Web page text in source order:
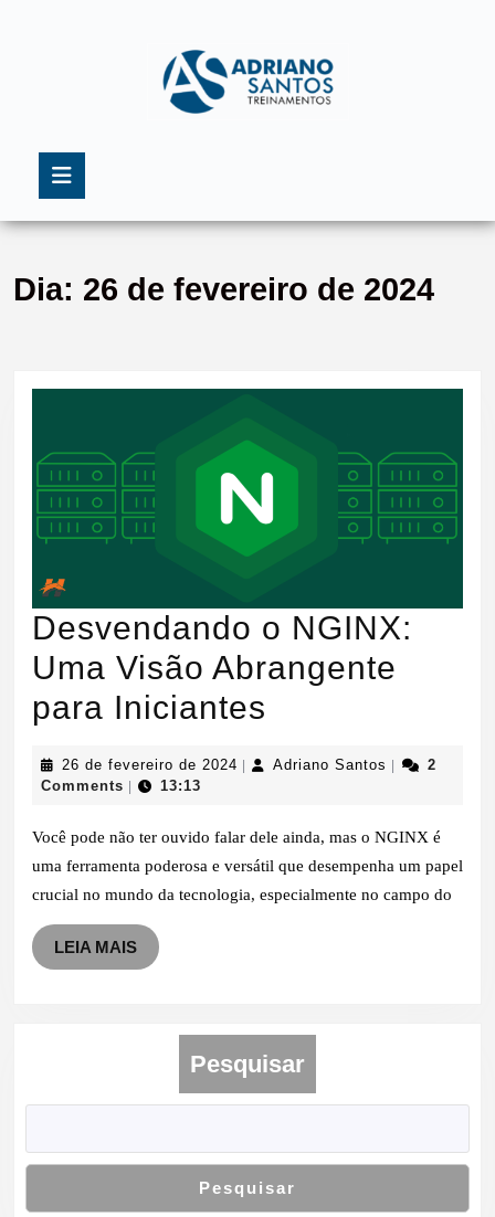
Dia: 26 de fevereiro de 2024
Desvendando o NGINX:
Uma Visão Abrangente
para Iniciantes
Uma
Visão
Abrangente
26 de fevereiro de 2024 26
2024
| Adriano Santos Adriano
|
2
Comments | 13:13
Você pode não ter ouvido falar dele ainda, mas o NGINX é
uma ferramenta poderosa e versátil que desempenha um papel
crucial no mundo da tecnologia, especialmente no campo do
LEIA MAISLEIA
MAIS
Pesquisar
Pesquisar